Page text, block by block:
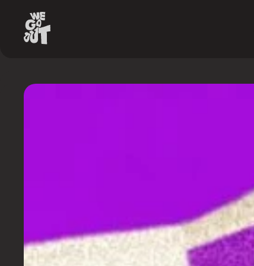
Majestique https://www.instagram.com/majestiqueoficial/